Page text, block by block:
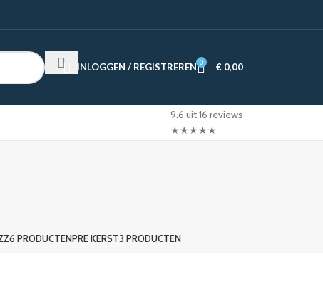
INLOGGEN / REGISTREREN 0 € 0,00
9.6 uit 16 reviews
★★★★★
6 PRODUCTENPRE KERST3 PRODUCTEN